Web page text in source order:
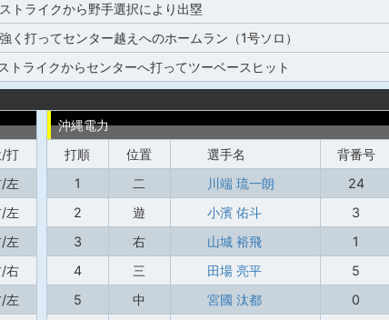
トライクから野手選択により出塁
く打ってセンター越えへのホームラン（1号ソロ）
トライクからセンターへ打ってツーベースヒット
打
左
左
左
右
左
沖縄電力
打順
位置 選手名
背番号
1
二 川端 琉一朗
24
2
遊 小濱 佑斗
3
3
右 山城 裕飛
1
4
三 田場 亮平
5
5
中 宮國 汰都
0